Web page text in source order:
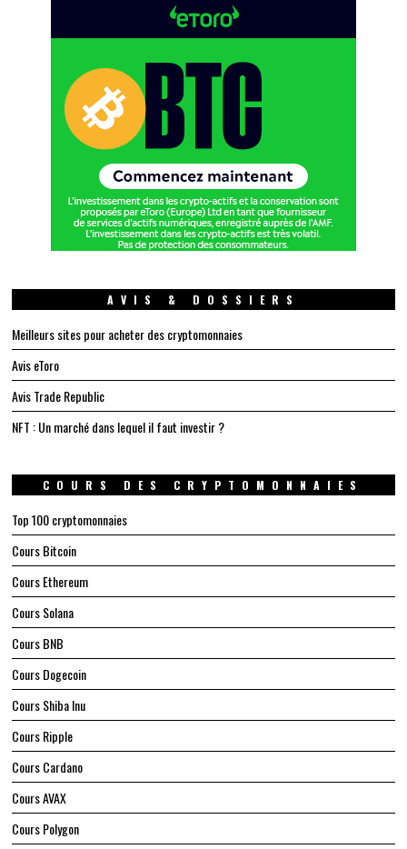
AVIS & DOSSIERS
Meilleurs sites pour acheter des cryptomonnaies
Avis eToro
Avis Trade Republic
NFT : Un marché dans lequel il faut investir ?
COURS DES CRYPTOMONNAIES
Top 100 cryptomonnaies
Cours Bitcoin
Cours Ethereum
Cours Solana
Cours BNB
Cours Dogecoin
Cours Shiba Inu
Cours Ripple
Cours Cardano
Cours AVAX
Cours Polygon